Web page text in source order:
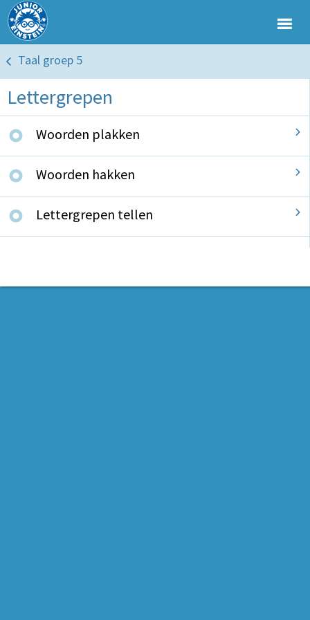
Taal groep 5
Lettergrepen
Woorden plakken
Woorden hakken
Lettergrepen tellen